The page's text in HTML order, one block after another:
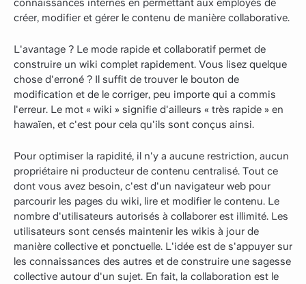
connaissances internes en permettant aux employés de
créer, modifier et gérer le contenu de manière collaborative.
L'avantage ? Le mode rapide et collaboratif permet de
construire un wiki complet rapidement. Vous lisez quelque
chose d'erroné ? Il suffit de trouver le bouton de
modification et de le corriger, peu importe qui a commis
l'erreur. Le mot « wiki » signifie d'ailleurs « très rapide » en
hawaïen, et c'est pour cela qu'ils sont conçus ainsi.
Pour optimiser la rapidité, il n'y a aucune restriction, aucun
propriétaire ni producteur de contenu centralisé. Tout ce
dont vous avez besoin, c'est d'un navigateur web pour
parcourir les pages du wiki, lire et modifier le contenu. Le
nombre d'utilisateurs autorisés à collaborer est illimité. Les
utilisateurs sont censés maintenir les wikis à jour de
manière collective et ponctuelle. L'idée est de s'appuyer sur
les connaissances des autres et de construire une sagesse
collective autour d'un sujet. En fait, la collaboration est le